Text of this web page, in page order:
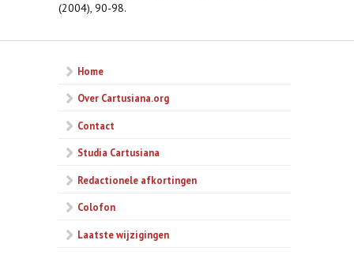
(2004), 90-98.
Home
Over Cartusiana.org
Contact
Studia Cartusiana
Redactionele afkortingen
Colofon
Laatste wijzigingen